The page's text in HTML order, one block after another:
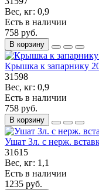
Вес, кг: 0,9
Есть в наличии
758 руб.
В корзину
Крышка к запарнику
31598
Вес, кг: 0,9
Есть в наличии
758 руб.
В корзину
Ушат 3л. с нерж.
31615
Вес, кг: 1,1
Есть в наличии
1235 руб.